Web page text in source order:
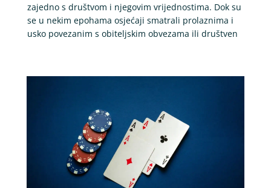
zajedno s društvom i njegovim vrijednostima. Dok su
se u nekim epohama osjećaji smatrali prolaznima i
usko povezanim s obiteljskim obvezama ili društven